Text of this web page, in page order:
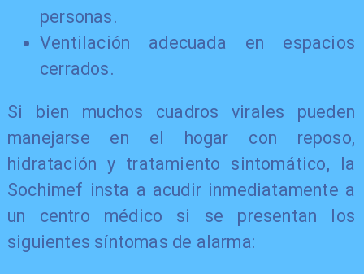
personas.
Ventilación adecuada en espacios
cerrados.
Si bien muchos cuadros virales pueden
manejarse en el hogar con reposo,
hidratación y tratamiento sintomático, la
Sochimef insta a acudir inmediatamente a
un centro médico si se presentan los
siguientes síntomas de alarma: